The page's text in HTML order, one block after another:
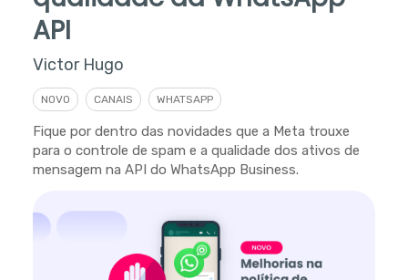
API
Victor Hugo
NOVO CANAIS WHATSAPP
Fique por dentro das novidades que a Meta trouxe
para o controle de spam e a qualidade dos ativos de
mensagem na API do WhatsApp Business.